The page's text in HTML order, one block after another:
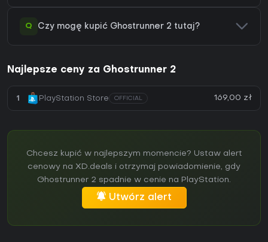
Q Czy mogę kupić Ghostrunner 2 tutaj?
Najlepsze ceny za Ghostrunner 2
1 PlayStation Store OFFICIAL 169,00 zł
Chcesz kupić w najlepszym momencie? Ustaw alert
cenowy na XD.deals i otrzymaj powiadomienie, gdy
Ghostrunner 2 spadnie w cenie na PlayStation.
Utwórz alert